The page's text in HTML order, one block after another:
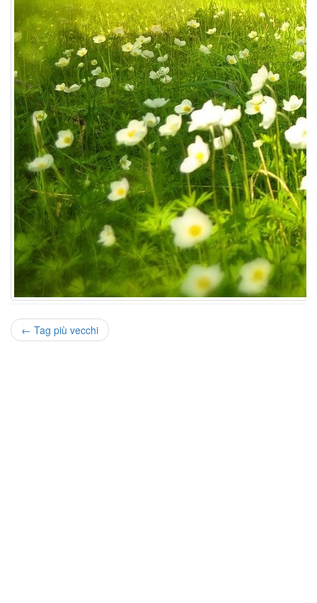
← Tag più vecchi